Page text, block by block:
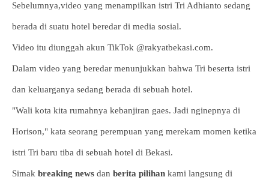
Sebelumnya,video yang menampilkan istri Tri Adhianto sedang
berada di suatu hotel beredar di media sosial.
Video itu diunggah akun TikTok @rakyatbekasi.com.
Dalam video yang beredar menunjukkan bahwa Tri beserta istri
dan keluarganya sedang berada di sebuah hotel.
"Wali kota kita rumahnya kebanjiran gaes. Jadi nginepnya di
Horison," kata seorang perempuan yang merekam momen ketika
istri Tri baru tiba di sebuah hotel di Bekasi.
Simak breaking news dan berita pilihan kami langsung di